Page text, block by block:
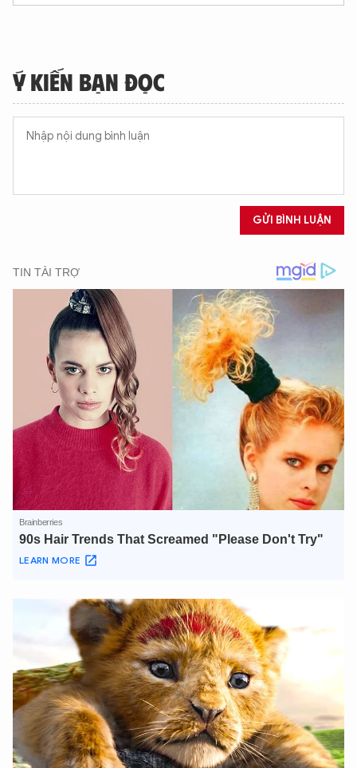
Ý KIẾN BẠN ĐỌC
GỬI BÌNH LUẬN
XIN CHÀO,
TÔI LÀ CHATBOT CỦA
Hãy hỏi tôi bất kỳ điều gì bạn cần biết về
An Ninh Thủ Đô nhé. Tôi sẵn sàng hỗ trợ!